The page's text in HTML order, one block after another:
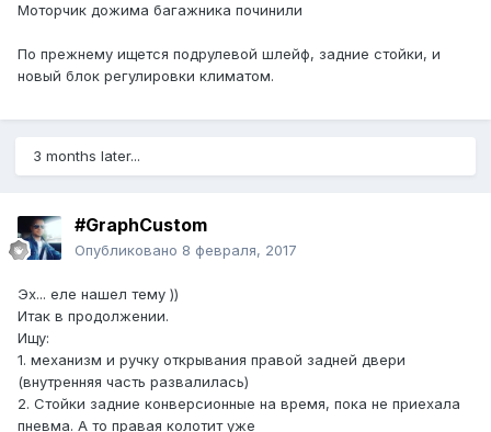
Моторчик дожима багажника починили
По прежнему ищется подрулевой шлейф, задние стойки, и
новый блок регулировки климатом.
3 months later...
#GraphCustom
Опубликовано 8 февраля, 2017
Эх... еле нашел тему ))
Итак в продолжении.
Ищу:
1. механизм и ручку открывания правой задней двери
(внутренняя часть развалилась)
2. Стойки задние конверсионные на время, пока не приехала
пневма. А то правая колотит уже